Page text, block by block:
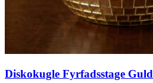
Diskokugle Fyrfadsstage Guld